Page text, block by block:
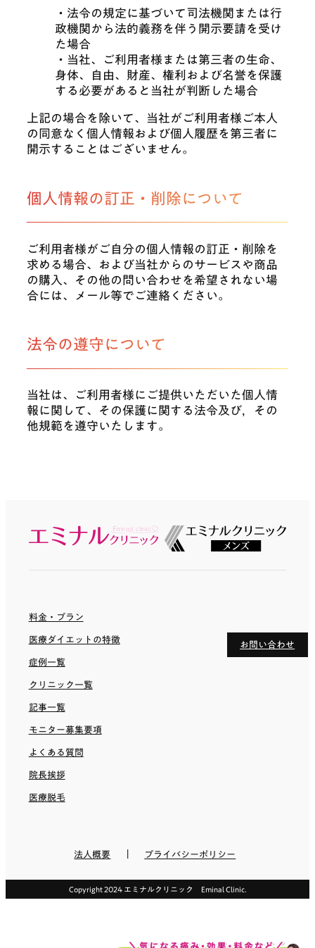
・法令の規定に基づいて司法機関または行
政機関から法的義務を伴う開示要請を受け
た場合
・当社、ご利用者様または第三者の生命、
身体、自由、財産、権利および名誉を保護
する必要があると当社が判断した場合
上記の場合を除いて、当社がご利用者様ご本人
の同意なく個人情報および個人履歴を第三者に
開示することはございません。
個人情報の訂正・削除について
ご利用者様がご自分の個人情報の訂正・削除を
求める場合、および当社からのサービスや商品
の購入、その他の問い合わせを希望されない場
合には、メール等でご連絡ください。
法令の遵守について
当社は、ご利用者様にご提供いただいた個人情
報に関して、その保護に関する法令及び，その
他規範を遵守いたします。
料金・プラン
医療ダイエットの特徴
症例一覧
クリニック一覧
記事一覧
モニター募集要項
よくある質問
院長挨拶
医療脱毛
お問い合わせ
法人概要 プライバシーポリシー
Copyright 2024 エミナルクリニック Eminal Clinic.